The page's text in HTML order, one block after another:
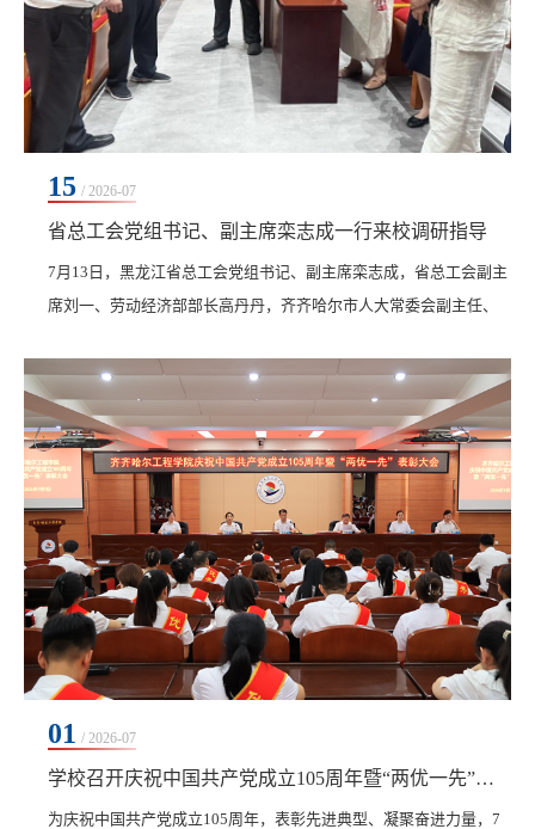
15 / 2026-07
省总工会党组书记、副主席栾志成一行来校调研指导
7月13日，黑龙江省总工会党组书记、副主席栾志成，省总工会副主
席刘一、劳动经济部部长高丹丹，齐齐哈尔市人大常委会副主任、
会副主席田兴业、经济部部长刘秀艳一行来校调研，学校校长曹然
彬、总会计师姜岩及相关部门负责人陪同调研。调研过程中，曹然
彬围绕学校办学定位、发展规划与特色办学成果，向调研组进行了
介绍，重点展示了学校在健康产业领域的办学探索与实...
01 / 2026-07
学校召开庆祝中国共产党成立105周年暨“两优一先”表彰大会
为庆祝中国共产党成立105周年，表彰先进典型、凝聚奋进力量，7